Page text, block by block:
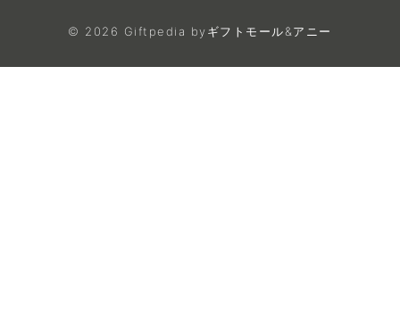
© 2026 Giftpedia byギフトモール&アニー